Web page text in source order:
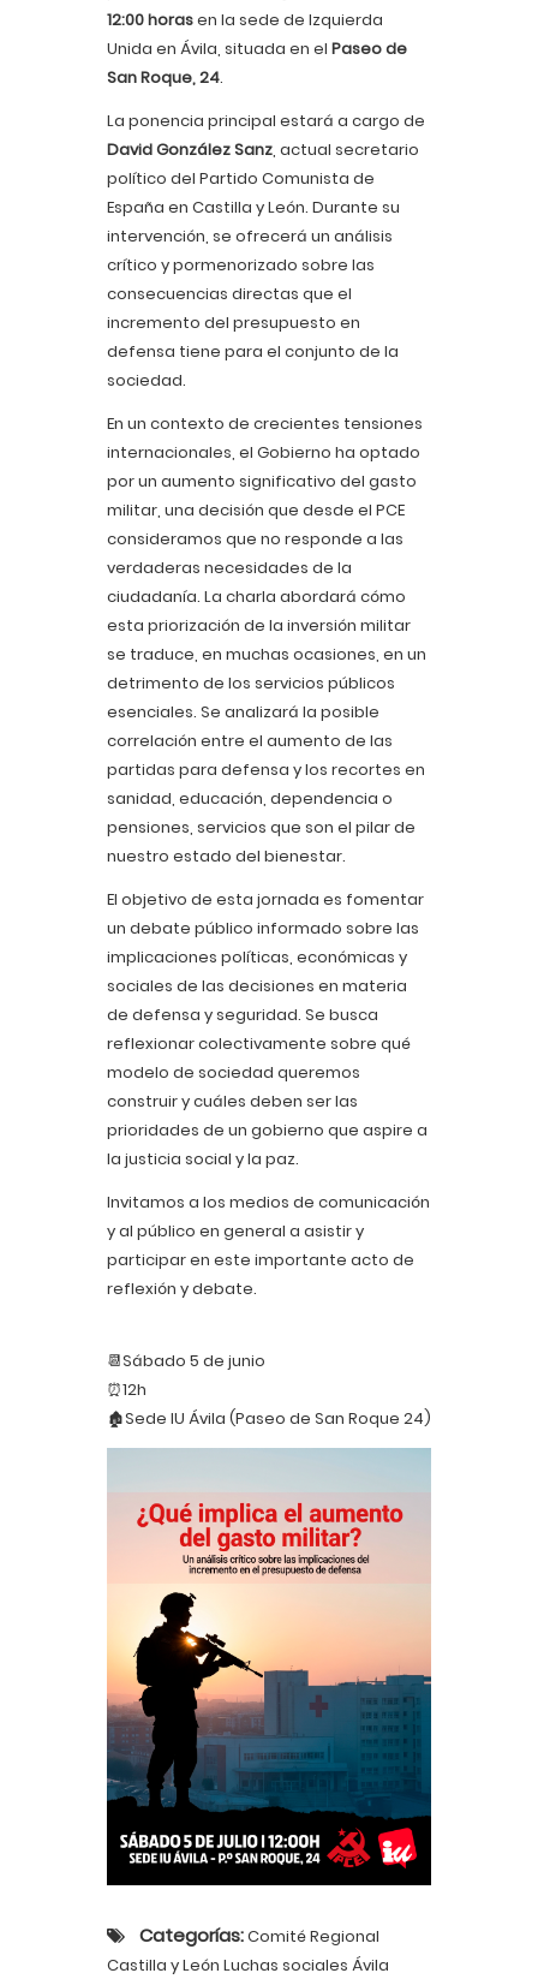
12:00 horasen la sede de Izquierda
Unida en Ávila, situada en el Paseo de
San Roque, 24.
La ponencia principal estará a cargo de
David González Sanz, actual secretario
político del Partido Comunista de
España en Castilla y León. Durante su
intervención, se ofrecerá un análisis
crítico y pormenorizado sobre las
consecuencias directas que el
incremento del presupuesto en
defensa tiene para el conjunto de la
sociedad.
En un contexto de crecientes tensiones
internacionales, el Gobierno ha optado
por un aumento significativo del gasto
militar, una decisión que desde el PCE
consideramos que no responde a las
verdaderas necesidades de la
ciudadanía. La charla abordará cómo
esta priorización de la inversión militar
se traduce, en muchas ocasiones, en un
detrimento de los servicios públicos
esenciales. Se analizará la posible
correlación entre el aumento de las
partidas para defensa y los recortes en
sanidad, educación, dependencia o
pensiones, servicios que son el pilar de
nuestro estado del bienestar.
El objetivo de esta jornada es fomentar
un debate público informado sobre las
implicaciones políticas, económicas y
sociales de las decisiones en materia
de defensa y seguridad. Se busca
reflexionar colectivamente sobre qué
modelo de sociedad queremos
construir y cuáles deben ser las
prioridades de un gobierno que aspire a
la justicia social y la paz.
Invitamos a los medios de comunicación
y al público en general a asistir y
participar en este importante acto de
reflexión y debate.
📆Sábado 5 de junio
⏰12h
🏚️Sede IU Ávila (Paseo de San Roque 24)
Categorías:Comité Regional
Castilla y León Luchas sociales Ávila